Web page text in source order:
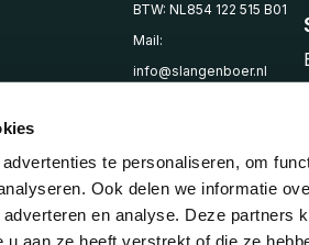
te personaliseren, om
Ook delen we informatie
en analyse. Deze partners
aan ze heeft verstrekt of die ze
BTW: NL854 122 515 B01
Mail:
info@slangenboer.nl